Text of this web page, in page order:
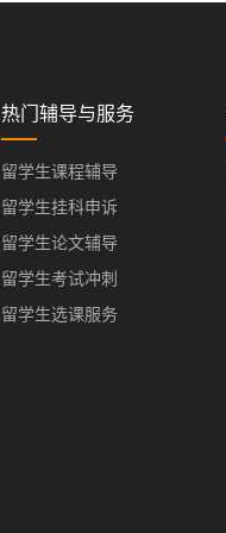
热门辅导与服务
留学生课程辅导
留学生挂科申诉
留学生论文辅导
留学生考试冲刺
留学生选课服务